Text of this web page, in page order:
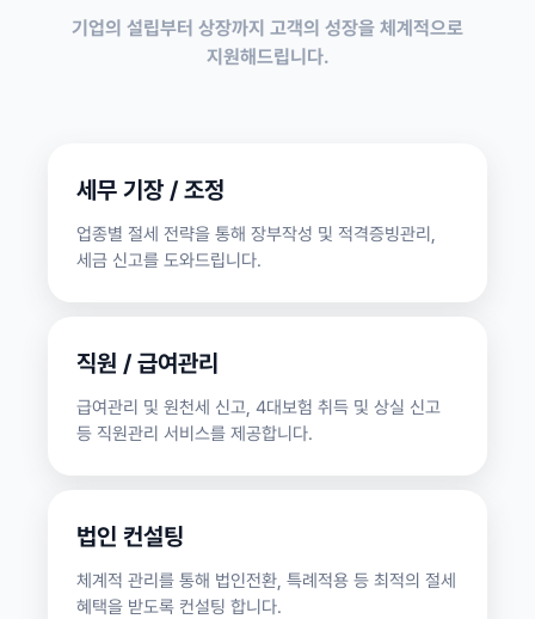
기업의 설립부터 상장까지 고객의 성장을 체계적으로
지원해드립니다.
세무 기장 / 조정
업종별 절세 전략을 통해 장부작성 및 적격증빙관리,
세금 신고를 도와드립니다.
직원 / 급여관리
급여관리 및 원천세 신고, 4대보험 취득 및 상실 신고
등 직원관리 서비스를 제공합니다.
법인 컨설팅
체계적 관리를 통해 법인전환, 특례적용 등 최적의 절세
혜택을 받도록 컨설팅 합니다.